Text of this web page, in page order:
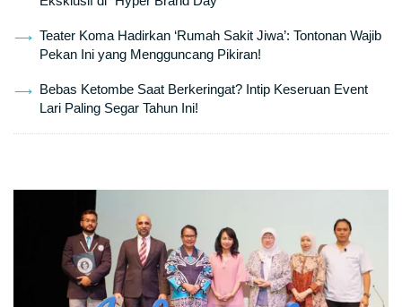
Teater Koma Hadirkan ‘Rumah Sakit Jiwa’: Tontonan Wajib
Pekan Ini yang Mengguncang Pikiran!
Bebas Ketombe Saat Berkeringat? Intip Keseruan Event
Lari Paling Segar Tahun Ini!